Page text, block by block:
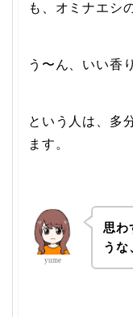
も、オミナエシ
う〜ん、いい香
という人は、多
ます。
yume
思わ
うな